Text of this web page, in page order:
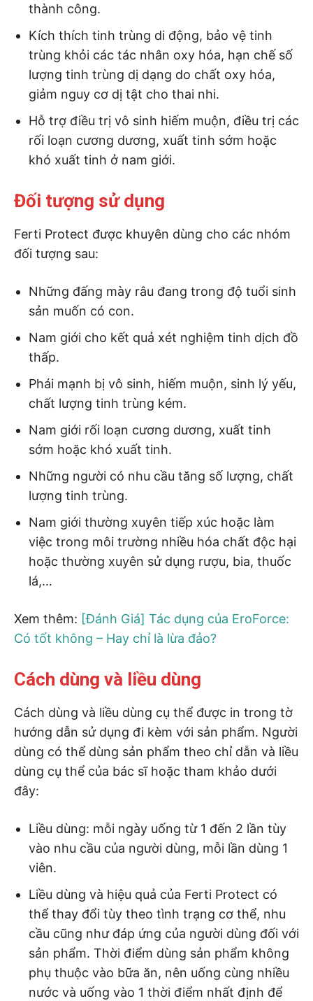
thành công.
Kích thích tinh trùng di động, bảo vệ tinh
trùng khỏi các tác nhân oxy hóa, hạn chế số
lượng tinh trùng dị dạng do chất oxy hóa,
giảm nguy cơ dị tật cho thai nhi.
Hỗ trợ điều trị vô sinh hiếm muộn, điều trị các
rối loạn cương dương, xuất tinh sớm hoặc
khó xuất tinh ở nam giới.
Đối tượng sử dụng
Ferti Protect được khuyên dùng cho các nhóm
đối tượng sau:
Những đấng mày râu đang trong độ tuổi sinh
sản muốn có con.
Nam giới cho kết quả xét nghiệm tinh dịch đồ
thấp.
Phái mạnh bị vô sinh, hiếm muộn, sinh lý yếu,
chất lượng tinh trùng kém.
Nam giới rối loạn cương dương, xuất tinh
sớm hoặc khó xuất tinh.
Những người có nhu cầu tăng số lượng, chất
lượng tinh trùng.
Nam giới thường xuyên tiếp xúc hoặc làm
việc trong môi trường nhiều hóa chất độc hại
hoặc thường xuyên sử dụng rượu, bia, thuốc
lá,…
Xem thêm: [Đánh Giá] Tác dụng của EroForce:
Có tốt không – Hay chỉ là lừa đảo?
Cách dùng và liều dùng
Cách dùng và liều dùng cụ thể được in trong tờ
hướng dẫn sử dụng đi kèm với sản phẩm. Người
dùng có thể dùng sản phẩm theo chỉ dẫn và liều
dùng cụ thể của bác sĩ hoặc tham khảo dưới
đây:
Liều dùng: mỗi ngày uống từ 1 đến 2 lần tùy
vào nhu cầu của người dùng, mỗi lần dùng 1
viên.
Liều dùng và hiệu quả của Ferti Protect có
thể thay đổi tùy theo tình trạng cơ thể, nhu
cầu cũng như đáp ứng của người dùng đối với
sản phẩm. Thời điểm dùng sản phẩm không
phụ thuộc vào bữa ăn, nên uống cùng nhiều
nước và uống vào 1 thời điểm nhất định để